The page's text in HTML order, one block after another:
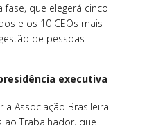
fase, que elegerá cinco
e os 10 CEOs mais
de pessoas
executiva
a Associação Brasileira
ao Trabalhador, que